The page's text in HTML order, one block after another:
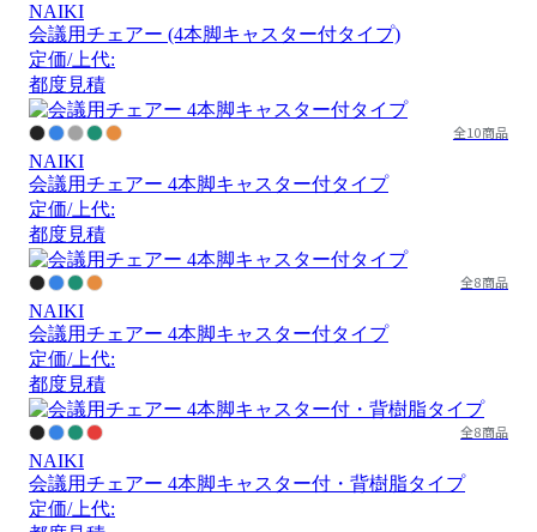
NAIKI
会議用チェアー (4本脚キャスター付タイプ)
定価/上代:
都度見積
全10商品
NAIKI
会議用チェアー 4本脚キャスター付タイプ
定価/上代:
都度見積
全8商品
NAIKI
会議用チェアー 4本脚キャスター付タイプ
定価/上代:
都度見積
全8商品
NAIKI
会議用チェアー 4本脚キャスター付・背樹脂タイプ
定価/上代: